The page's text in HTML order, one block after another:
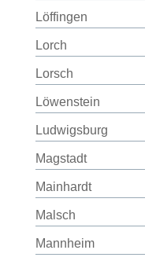
Löffingen
Lorch
Lorsch
Löwenstein
Ludwigsburg
Magstadt
Mainhardt
Malsch
Mannheim